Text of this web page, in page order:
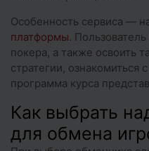
Особенность сервиса —
платформы.
покера, а также освоить
стратегии, ознакомиться
программа курса
Как выбрать
для обмена